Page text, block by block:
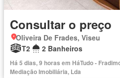
Consultar o preço
Oliveira De Frades, Viseu
T2
2 Banheiros
Há 5 dias, 9 horas em HáTudo -
Mediação Imobiliária, Lda